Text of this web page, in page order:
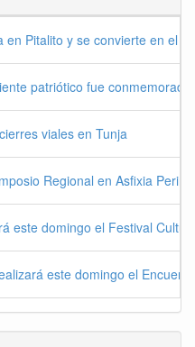
en Pitalito y se convierte en el
patriótico fue
viales en Tunja
Regional en Asfixia
este domingo el Festival
este domingo el